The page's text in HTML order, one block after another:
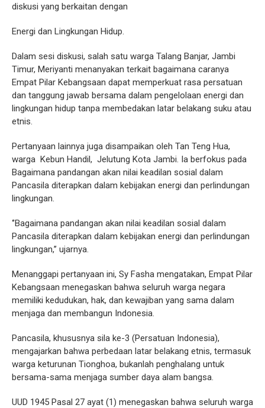
diskusi yang berkaitan dengan
Energi dan Lingkungan Hidup.
Dalam sesi diskusi, salah satu warga Talang Banjar, Jambi
Timur, Meriyanti menanyakan terkait bagaimana caranya
Empat Pilar Kebangsaan dapat memperkuat rasa persatuan
dan tanggung jawab bersama dalam pengelolaan energi dan
lingkungan hidup tanpa membedakan latar belakang suku atau
etnis.
Pertanyaan lainnya juga disampaikan oleh Tan Teng Hua,
warga Kebun Handil, Jelutung Kota Jambi. Ia berfokus pada
Bagaimana pandangan akan nilai keadilan sosial dalam
Pancasila diterapkan dalam kebijakan energi dan perlindungan
lingkungan.
‘’Bagaimana pandangan akan nilai keadilan sosial dalam
Pancasila diterapkan dalam kebijakan energi dan perlindungan
lingkungan,’’ ujarnya.
Menanggapi pertanyaan ini, Sy Fasha mengatakan, Empat Pilar
Kebangsaan menegaskan bahwa seluruh warga negara
memiliki kedudukan, hak, dan kewajiban yang sama dalam
menjaga dan membangun Indonesia.
Pancasila, khususnya sila ke-3 (Persatuan Indonesia),
mengajarkan bahwa perbedaan latar belakang etnis, termasuk
warga keturunan Tionghoa, bukanlah penghalang untuk
bersama-sama menjaga sumber daya alam bangsa.
UUD 1945 Pasal 27 ayat (1) menegaskan bahwa seluruh warga